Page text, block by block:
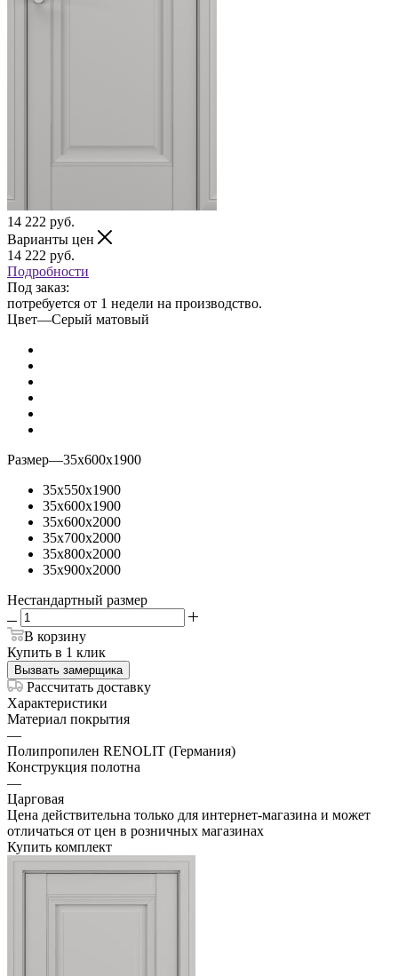
14 222 руб.
Варианты цен
14 222 руб.
Подробности
Под заказ:
потребуется от 1 недели на производство.
Цвет—Серый матовый
Размер—35x600x1900
35x550x1900
35x600x1900
35x600x2000
35x700x2000
35x800x2000
35x900x2000
Нестандартный размер
В корзину
Купить в 1 клик
Вызвать замерщика
Рассчитать доставку
Характеристики
Материал покрытия
—
Полипропилен RENOLIT (Германия)
Конструкция полотна
—
Царговая
Цена действительна только для интернет-магазина и может
отличаться от цен в розничных магазинах
Купить комплект